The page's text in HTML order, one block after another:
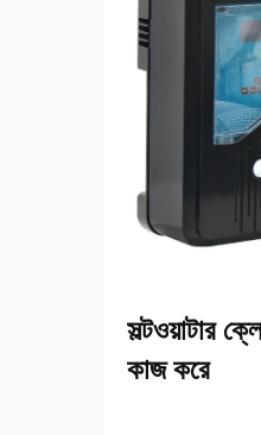
সল্টওয়াটার
কাজ করে